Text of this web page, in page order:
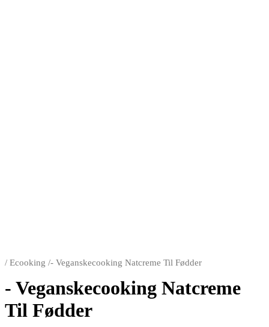
/ Ecooking /- Veganskecooking Natcreme Til Fødder
- Veganskecooking Natcreme
Til Fødder